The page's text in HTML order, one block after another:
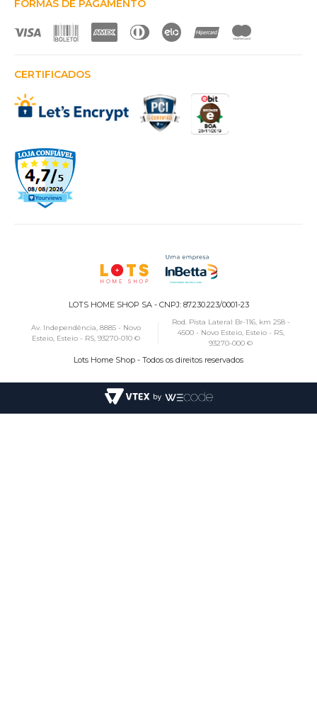
FORMAS DE PAGAMENTO
CERTIFICADOS
LOTS HOME SHOP SA - CNPJ: 87.230.223/0001-23
Av. Independência, 8885 - Novo
Esteio, Esteio - RS, 93270-010 ©
Rod. Pista Lateral Br-116, km 258 -
4500 - Novo Esteio, Esteio - RS,
93270-000 ©
Lots Home Shop - Todos os direitos reservados